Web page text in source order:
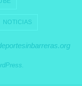
NOTICIAS